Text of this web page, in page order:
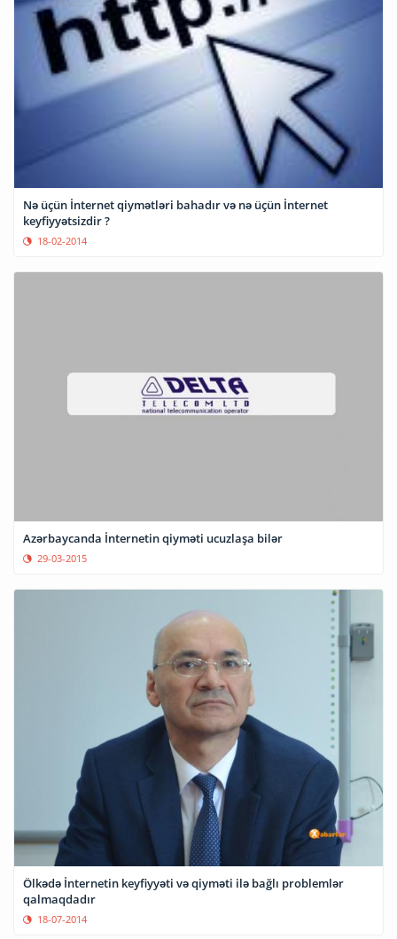
Nə üçün İnternet qiymətləri bahadır və nə üçün İnternet
keyfiyyətsizdir ?
18-02-2014
Azərbaycanda İnternetin qiyməti ucuzlaşa bilər
29-03-2015
Ölkədə İnternetin keyfiyyəti və qiyməti ilə bağlı problemlər
qalmaqdadır
18-07-2014